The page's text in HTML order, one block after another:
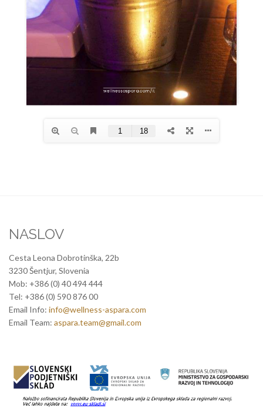
NASLOV
Cesta Leona Dobrotinška, 22b
3230 Šentjur, Slovenia
Mob: +386 (0) 40 494 444
Tel: +386 (0) 590 876 00
Email Info: info@wellness-aspara.com
Email Team: aspara.team@gmail.com